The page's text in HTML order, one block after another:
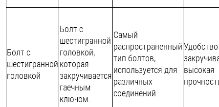
Болт с
шестигранной
головкой
Болт с
шестигранной
головкой,
которая
закручивается
гаечным
ключом.
Самый
распространенный
тип болтов,
используется для
различных
соединений.
Удобство
высокая